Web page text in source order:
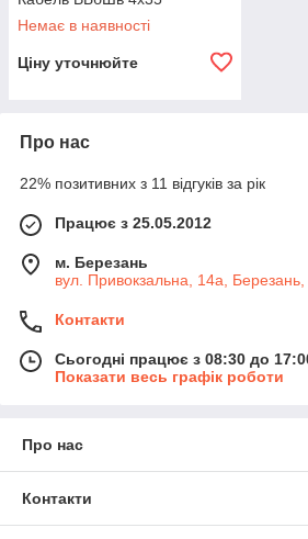
Немає в наявності
Ціну уточнюйте
Про нас
22% позитивних з 11 відгуків за рік
Працює з 25.05.2012
м. Березань
вул. Привокзальна, 14а, Березань,
Контакти
Сьогодні працює з 08:30 до
Показати весь графік роботи
Про нас
Контакти